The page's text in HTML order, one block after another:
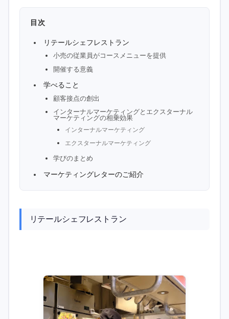
目次
リテールシェフレストラン
小売の従業員がコースメニューを提供
開催する意義
学べること
顧客接点の創出
インターナルマーケティングとエクスターナル
マーケティングの相乗効果
インターナルマーケティング
エクスターナルマーケティング
学びのまとめ
マーケティングレターのご紹介
リテールシェフレストラン